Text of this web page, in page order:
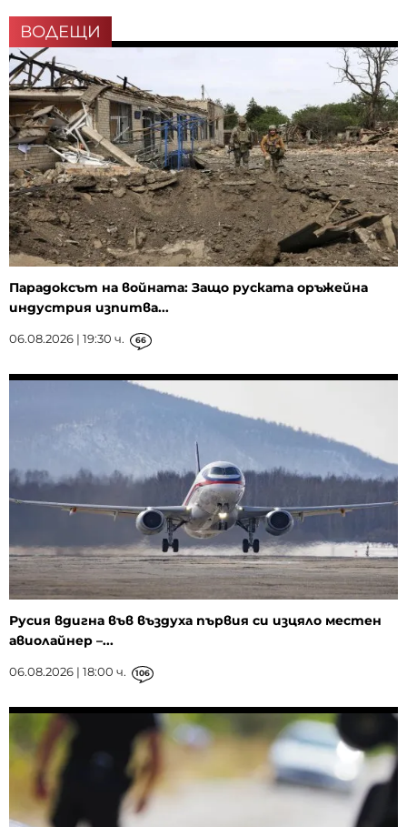
ВОДЕЩИ
Парадоксът на войната: Защо руската оръжейна
индустрия изпитва...
06.08.2026 | 19:30 ч. 66
Русия вдигна във въздуха първия си изцяло местен
авиолайнер –...
06.08.2026 | 18:00 ч. 106